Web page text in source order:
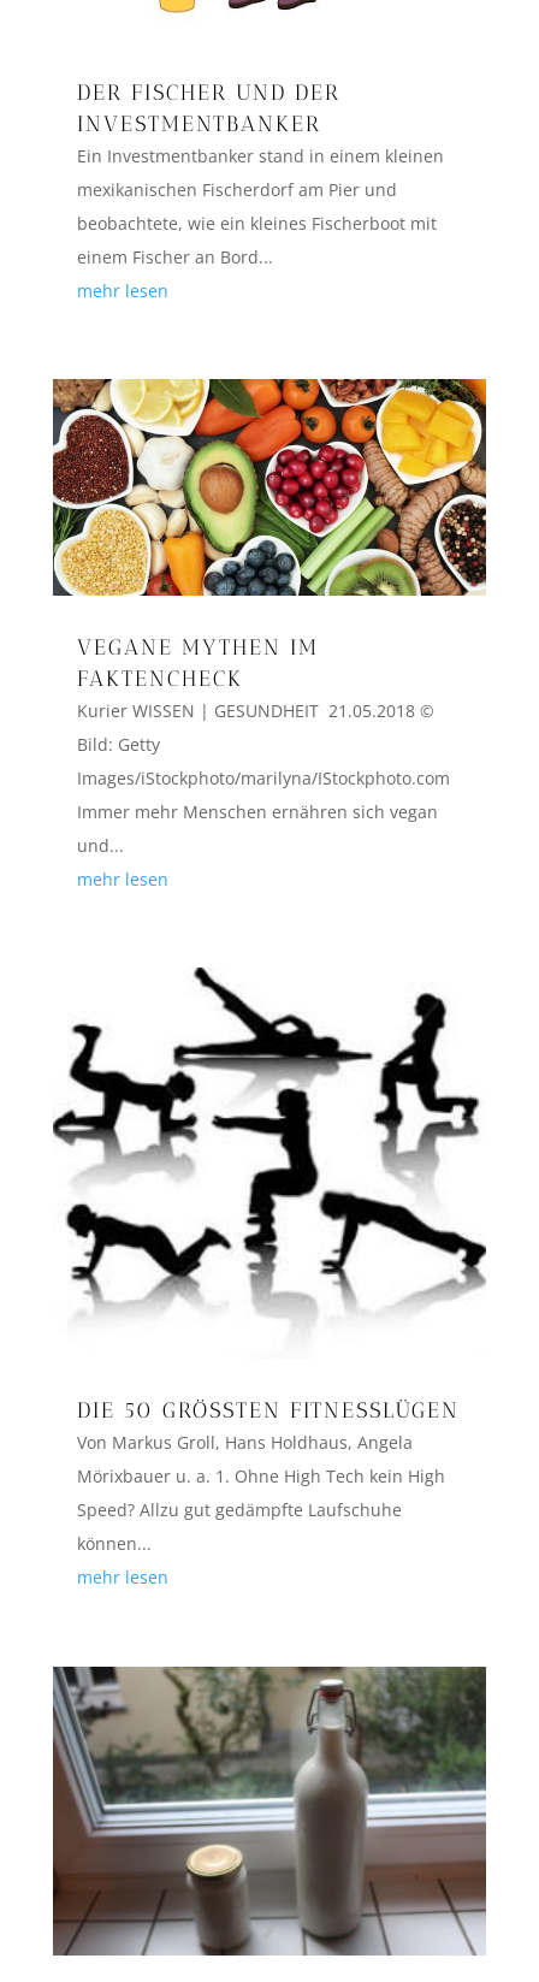
DER FISCHER UND DER
INVESTMENTBANKER
Ein Investmentbanker stand in einem kleinen
mexikanischen Fischerdorf am Pier und
beobachtete, wie ein kleines Fischerboot mit
einem Fischer an Bord...
mehr lesen
VEGANE MYTHEN IM
FAKTENCHECK
Kurier WISSEN | GESUNDHEIT 21.05.2018 ©
Bild: Getty
Images/iStockphoto/marilyna/IStockphoto.com
Immer mehr Menschen ernähren sich vegan
und...
mehr lesen
DIE 50 GRÖSSTEN FITNESSLÜGEN
Von Markus Groll, Hans Holdhaus, Angela
Mörixbauer u. a. 1. Ohne High Tech kein High
Speed? Allzu gut gedämpfte Laufschuhe
können...
mehr lesen